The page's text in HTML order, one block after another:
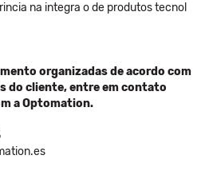
na integra o de produtos tecnol
organizadas de acordo com
do cliente, entre em contato
a Optomation.